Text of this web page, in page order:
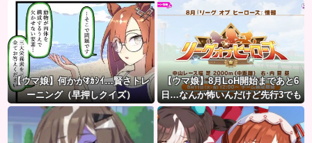
【ウマ娘】何かがｵｶｼｲ…賢さトレ
ーニング（早押しクイズ）
【ウマ娘】8月LoH開始まであと6
日…なんか怖いんだけど先行3でも
大丈夫かな？